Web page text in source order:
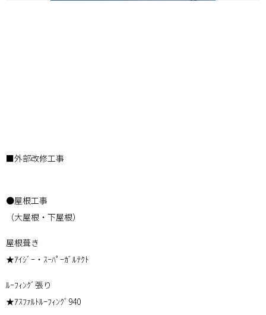
■外部改修工事
●屋根工事
（大屋根・下屋根）
屋根葺き
★ｱｲｼﾞｰ・ｽｰﾊﾟｰｶﾞﾙﾃｸﾄ
ﾙｰﾌｨﾝｸﾞ張り
★ｱｽﾌｧﾙﾄﾙｰﾌｨﾝｸﾞ940